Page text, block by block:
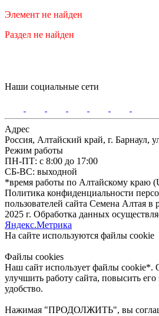
Элемент не найден
Раздел не найден
Наши социальные сети
Адрес
Россия, Алтайский край, г. Барнаул,
Режим работы
ПН-ПТ: с 8:00 до 17:00
СБ-ВС: выходной
*время работы по Алтайскому краю
Политика конфиденциальности
пользователей сайта Семена Алтая в
2025 г. Обработка данных
Яндекс.Метрика
На сайте используются файлы сookie
Файлы cookies
Наш сайт использует файлы
улучшить работу сайта, повысить
удобство.
Нажимая "ПРОДОЛЖИТЬ", вы